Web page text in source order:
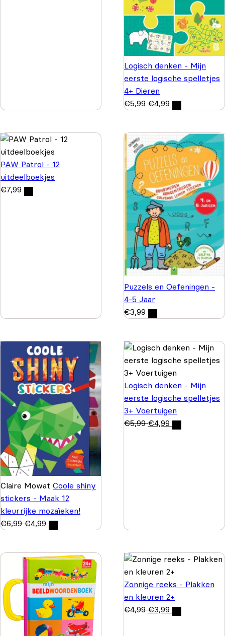
Logisch denken - Mijn
eerste logische spelletjes
4+ Dieren
€5,99 €4,99
PAW Patrol - 12
uitdeelboekjes
€7,99
Puzzels en Oefeningen -
4-5 Jaar
€3,99
Claire Mowat Coole shiny
stickers - Maak 12
kleurrijke mozaïeken!
€6,99 €4,99
Logisch denken - Mijn
eerste logische spelletjes
3+ Voertuigen
€5,99 €4,99
Zonnige reeks - Plakken
en kleuren 2+
€4,99 €3,99